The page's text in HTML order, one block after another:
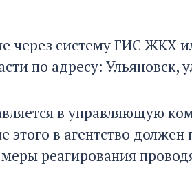
через систему ГИС ЖКХ
по адресу: Ульяновск,
в управляющую
в агентство должен
реагирования